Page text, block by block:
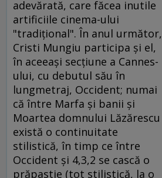
adevărată, care făcea inutile
artificiile cinema-ului
"tradiţional". În anul următor,
Cristi Mungiu participa şi el,
în aceeaşi secţiune a Cannes-
ului, cu debutul său în
lungmetraj, Occident; numai
că între Marfa şi banii şi
Moartea domnului Lăzărescu
există o continuitate
stilistică, în timp ce între
Occident şi 4,3,2 se cască o
prăpastie (tot stilistică, la o